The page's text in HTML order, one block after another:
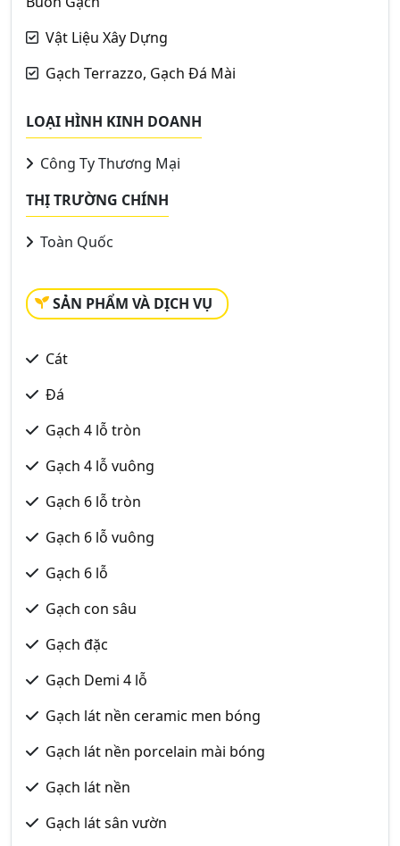
Vật Liệu Xây Dựng
Gạch Terrazzo, Gạch Đá Mài
LOẠI HÌNH KINH DOANH
Công Ty Thương Mại
THỊ TRƯỜNG CHÍNH
Toàn Quốc
SẢN PHẨM VÀ DỊCH VỤ
Cát
Đá
Gạch 4 lỗ tròn
Gạch 4 lỗ vuông
Gạch 6 lỗ tròn
Gạch 6 lỗ vuông
Gạch 6 lỗ
Gạch con sâu
Gạch đặc
Gạch Demi 4 lỗ
Gạch lát nền ceramic men bóng
Gạch lát nền porcelain mài bóng
Gạch lát nền
Gạch lát sân vườn